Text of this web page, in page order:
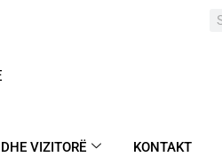
VIZITORË KONTAKT